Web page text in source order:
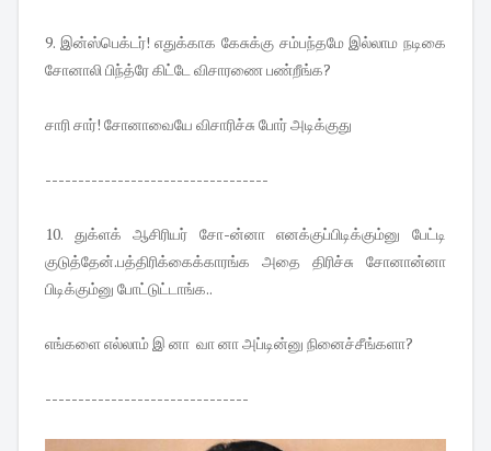
9. இன்ஸ்பெக்டர்! எதுக்காக கேசுக்கு சம்பந்தமே இல்லாம நடிகை
சோனாலி பிந்த்ரே கிட்டே விசாரணை பண்றீங்க?
சாரி சார்! சோனாவையே விசாரிச்சு போர் அடிக்குது
----------------------------------
10. துக்ளக் ஆசிரியர் சோ-ன்னா எனக்குப்பிடிக்கும்னு பேட்டி
குடுத்தேன்.பத்திரிக்கைக்காரங்க அதை திரிச்சு சோனான்னா
பிடிக்கும்னு போட்டுட்டாங்க..
எங்களை எல்லாம் இ னா வா னா அப்டின்னு நினைச்சீங்களா?
-------------------------------